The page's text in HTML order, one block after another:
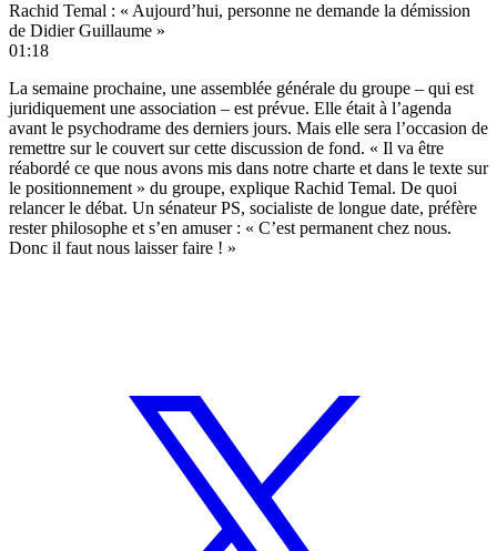
Rachid Temal : « Aujourd’hui, personne ne demande la démission
de Didier Guillaume »
01:18
La semaine prochaine, une assemblée générale du groupe – qui est
juridiquement une association – est prévue. Elle était à l’agenda
avant le psychodrame des derniers jours. Mais elle sera l’occasion de
remettre sur le couvert sur cette discussion de fond. « Il va être
réabordé ce que nous avons mis dans notre charte et dans le texte sur
le positionnement » du groupe, explique Rachid Temal. De quoi
relancer le débat. Un sénateur PS, socialiste de longue date, préfère
rester philosophe et s’en amuser : « C’est permanent chez nous.
Donc il faut nous laisser faire ! »